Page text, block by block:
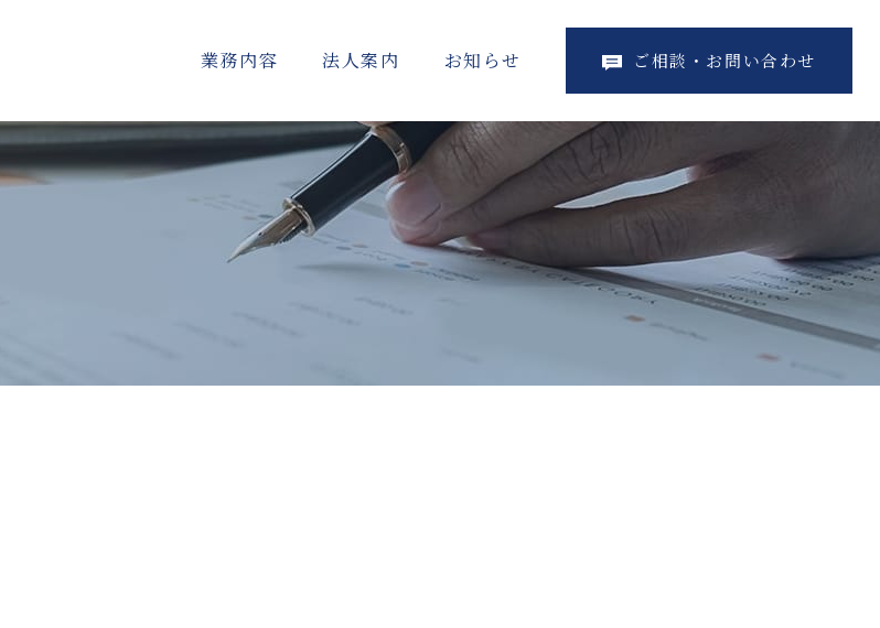
業務内容 法人案内 お知らせ ご相談・お問い合わせ